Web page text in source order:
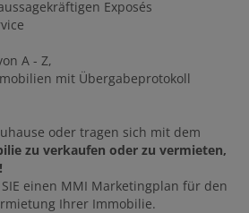
Exposés
A - Z,
mit Übergabeprotokoll
oder tragen sich mit dem
zu verkaufen oder zu vermieten,
einen MMI Marketingplan für den
Ihrer Immobilie.